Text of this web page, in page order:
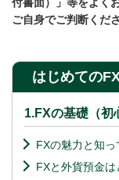
ご自身でご判断くださ
はじめての
1.FXの基礎（初
FXの魅力と知っ
FXと外貨預金は